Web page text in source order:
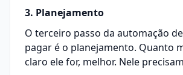
3. Planejamento
O terceiro passo da automação
pagar é o planejamento. Quanto
claro ele for, melhor. Nele